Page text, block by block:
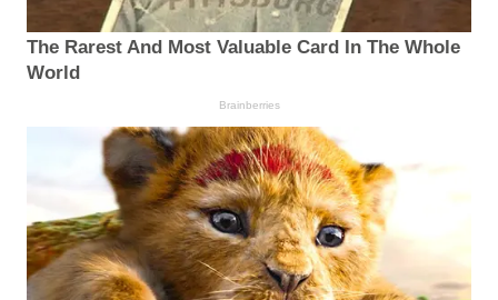
The Rarest And Most Valuable Card In The Whole
World
Brainberries